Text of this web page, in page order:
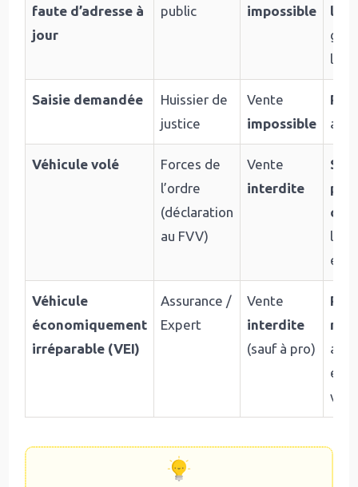
faute d’adresse à
jour
public
impossible
les
Saisie demandée
Huissier de
justice
Vente
impossible
Véhicule volé
Forces de
l’ordre
(déclaration
au FVV)
Vente
interdite
Se
est
Véhicule
économiquement
irréparable (VEI)
Assurance /
Expert
Vente
interdite
(sauf à pro)